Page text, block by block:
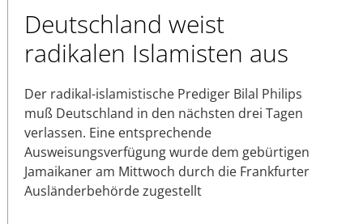
Deutschland weist
radikalen Islamisten aus
Der radikal-islamistische Prediger Bilal Philips
muß Deutschland in den nächsten drei Tagen
verlassen. Eine entsprechende
Ausweisungsverfügung wurde dem gebürtigen
Jamaikaner am Mittwoch durch die Frankfurter
Ausländerbehörde zugestellt